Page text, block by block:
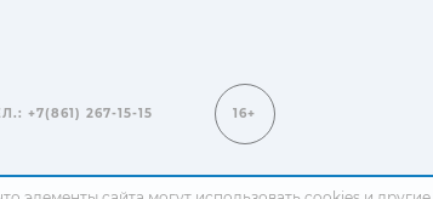
+7(861) 267-15-15 16+